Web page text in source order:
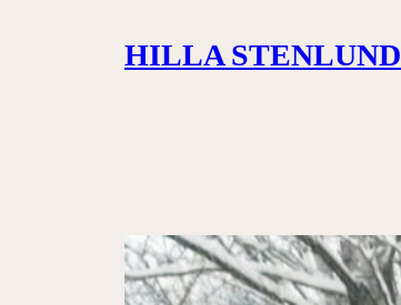
HILLA STENLUND